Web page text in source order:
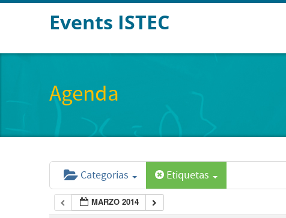
Events ISTEC
Agenda
Categorías Etiquetas
MARZO 2014